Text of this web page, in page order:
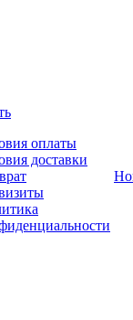
оплаты
доставки